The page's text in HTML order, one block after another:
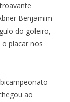
Benjamim
do goleiro,
placar nos
ao